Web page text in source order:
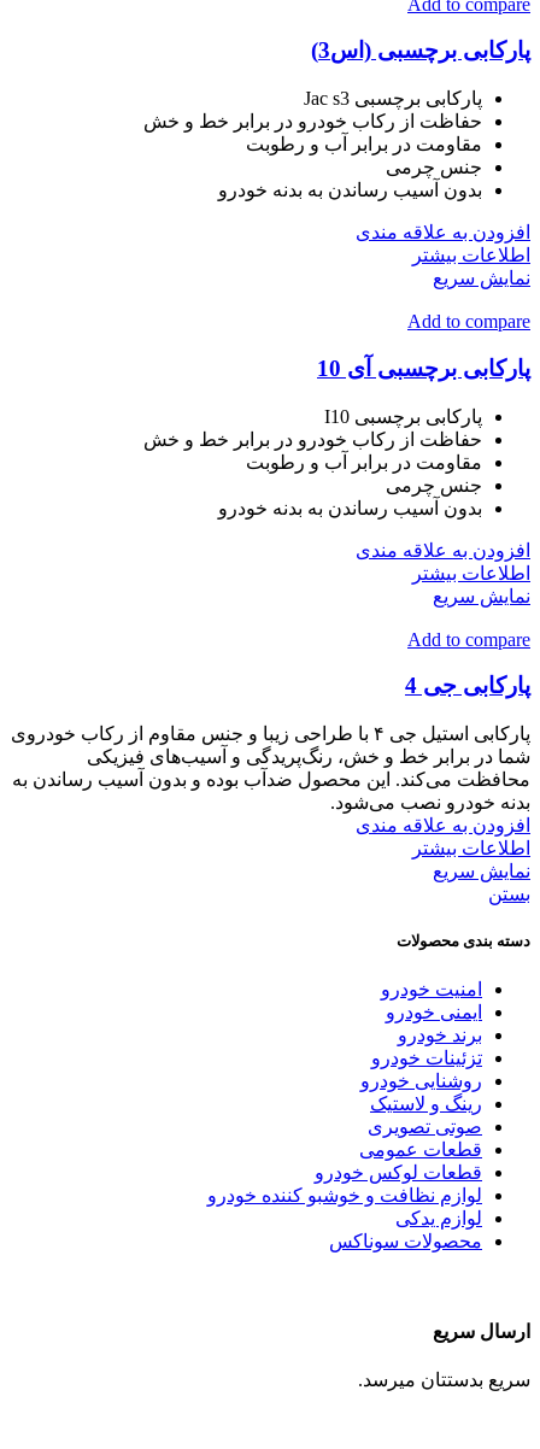
پارکابی برچسبی (اس3)
پارکابی برچسبی Jac s3
حفاظت از رکاب خودرو در برابر خط و خش
مقاومت در برابر آب و رطوبت
جنس چرمی
بدون آسیب رساندن به بدنه خودرو
افزودن به علاقه مندی
اطلاعات بیشتر
نمایش سریع
Add to compare
پارکابی برچسبی آی 10
پارکابی برچسبی I10
حفاظت از رکاب خودرو در برابر خط و خش
مقاومت در برابر آب و رطوبت
جنس چرمی
بدون آسیب رساندن به بدنه خودرو
افزودن به علاقه مندی
اطلاعات بیشتر
نمایش سریع
Add to compare
پارکابی جی 4
پارکابی استیل جی ۴ با طراحی زیبا و جنس مقاوم از رکاب خودروی
شما در برابر خط و خش، رنگ‌پریدگی و آسیب‌های فیزیکی
محافظت می‌کند. این محصول ضدآب بوده و بدون آسیب رساندن به
بدنه خودرو نصب می‌شود.
افزودن به علاقه مندی
اطلاعات بیشتر
نمایش سریع
بستن
دسته بندی محصولات
امنیت خودرو
ایمنی خودرو
برند خودرو
تزئینات خودرو
روشنایی خودرو
رینگ و لاستیک
صوتی تصویری
قطعات عمومی
قطعات لوکس خودرو
لوازم نظافت و خوشبو کننده خودرو
لوازم یدکی
محصولات سوناکس
ارسال سریع
سریع بدستتان میرسد.